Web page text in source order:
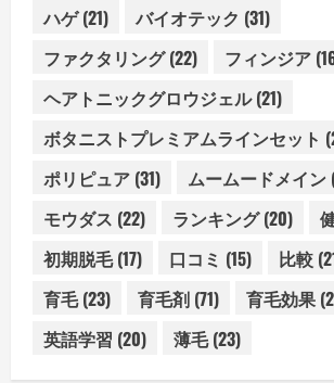
ハゲ(21) バイオテック (31)
ファクタリング(22) フィンジア
ヘアトニックグロウジェル(21)
ボタニストプレミアムラインセット
ポリピュア (31) ムームードメイン
モウダス (22) ランキング(20)
初期脱毛(17) 口コミ (15) 比較
育毛(23) 育毛剤 (71) 育毛効果
英語学習 (20) 薄毛(23)